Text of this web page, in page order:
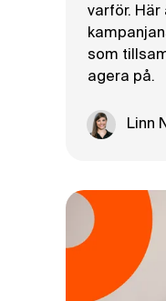
varför. Här
som
agera på.
Linn